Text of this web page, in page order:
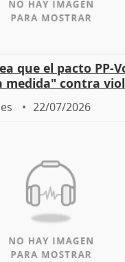
que el pacto PP-
medida" contra
22/07/2026